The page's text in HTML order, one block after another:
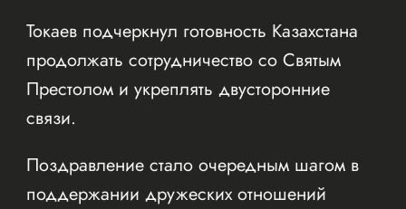
Токаев подчеркнул готовность Казахстана
продолжать сотрудничество со Святым
Престолом и укреплять двусторонние
связи.
Поздравление стало очередным шагом в
поддержании дружеских отношений